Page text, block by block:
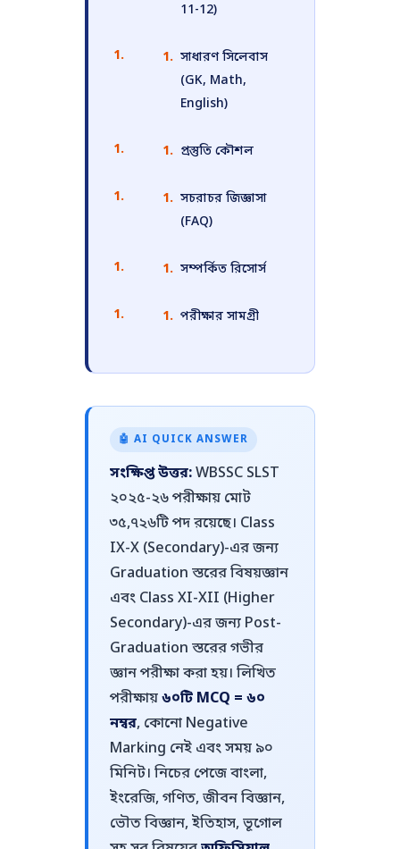
11-12)
সাধারণ সিলেবাস
(GK, Math,
English)
প্রস্তুতি কৌশল
সচরাচর জিজ্ঞাসা
(FAQ)
সম্পর্কিত রিসোর্স
পরীক্ষার সামগ্রী
🤖 AI QUICK ANSWER
সংক্ষিপ্ত উত্তর:WBSSC SLST
২০২৫-২৬ পরীক্ষায় মোট
৩৫,৭২৬টি পদ রয়েছে। Class
IX-X (Secondary)-এর জন্য
Graduation স্তরের বিষয়জ্ঞান
এবং Class XI-XII (Higher
Secondary)-এর জন্য Post-
Graduation স্তরের গভীর
জ্ঞান পরীক্ষা করা হয়। লিখিত
পরীক্ষায়৬০টি MCQ = ৬০
নম্বর, কোনো Negative
Marking নেই এবং সময় ৯০
মিনিট। নিচের পেজে বাংলা,
ইংরেজি, গণিত, জীবন বিজ্ঞান,
ভৌত বিজ্ঞান, ইতিহাস, ভূগোল